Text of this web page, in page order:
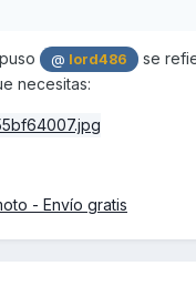
@ lord486
se
necesitas:
- Envío gratis